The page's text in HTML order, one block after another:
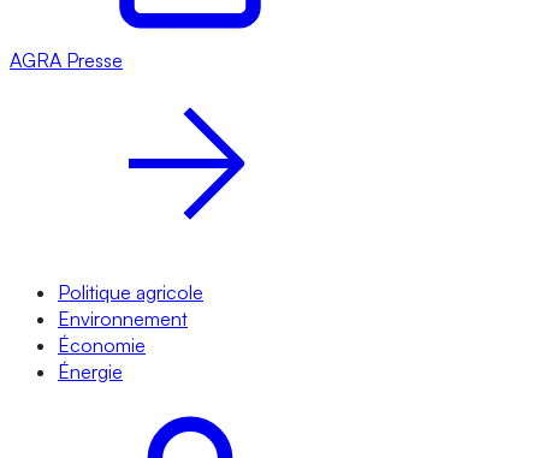
AGRA Presse
Politique agricole
Environnement
Économie
Énergie